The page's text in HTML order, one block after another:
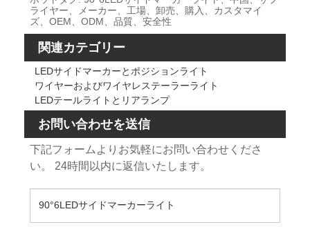
ライヤー、メーカー、工場、卸売、購入、カスタマイ
ズ、OEM、ODM、品質、安全性
関連カテゴリー
LEDサイドマーカーとポジションライト
ワイヤーおよびワイヤレステーラーライト
LEDテールライトとリアランプ
お問い合わせを送信
下記フォームよりお気軽にお問い合わせくださ
い。 24時間以内に返信いたします。